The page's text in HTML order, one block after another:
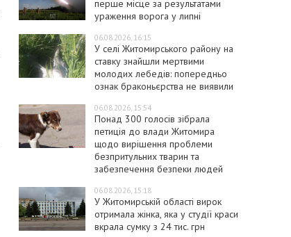
перше місце за результатами
ураження ворога у липні
06.08.2026, 16:15
У селі Житомирського району на
ставку знайшли мертвими
молодих лебедів: попередньо
ознак браконьєрства не виявили
06.08.2026, 15:54
Понад 300 голосів зібрала
петиція до влади Житомира
щодо вирішення проблеми
безпритульних тварин та
забезпечення безпеки людей
06.08.2026, 15:18
У Житомирській області вирок
отримала жінка, яка у студії краси
вкрала сумку з 24 тис. грн